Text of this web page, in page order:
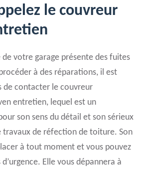
le couvreur
votre garage présente des fuites
à des réparations, il est
de contacter le couvreur
entretien, lequel est un
son sens du détail et son sérieux
travaux de réfection de toiture. Son
à tout moment et vous pouvez
Elle vous dépannera à